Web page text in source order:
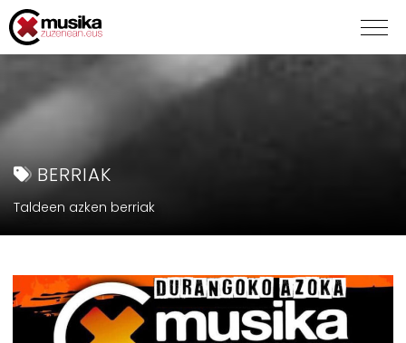
BERRIAK
Taldeen azken berriak